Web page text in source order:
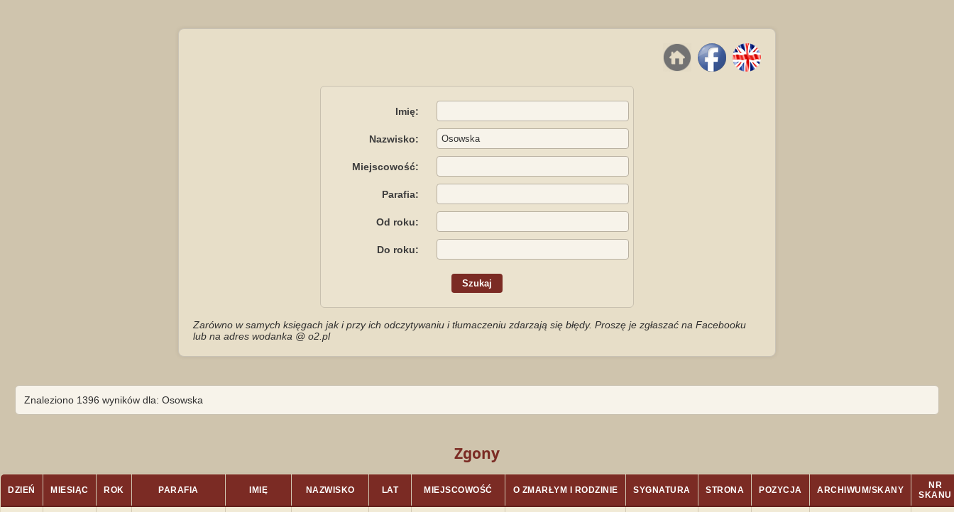
Imię:
Nazwisko:
Miejscowość:
Parafia:
Od roku:
Do roku:
Zarówno w samych księgach jak i przy ich odczytywaniu i tłumaczeniu zdarzają się błędy. Proszę je zgłaszać na Facebooku
lub na adres wodanka @ o2.pl
Znaleziono 1396 wyników dla: Osowska
Zgony
DZIEŃ MIESIĄC ROK PARAFIA IMIĘ NAZWISKO LAT MIEJSCOWOŚĆ O ZMARŁYM I RODZINIE SYGNATURA STRONA POZYCJA ARCHIWUM/SKANY
NR
SKANU